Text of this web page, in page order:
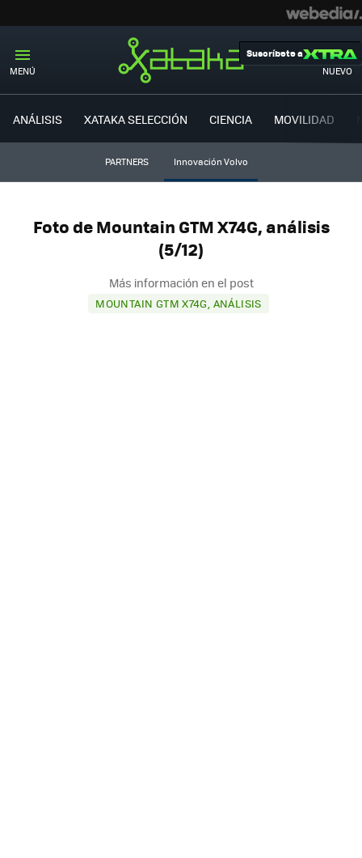
MENÚ NUEVO
Suscríbete a
ANÁLISIS XATAKA SELECCIÓN CIENCIA MOVILIDAD
PARTNERS Innovación Volvo
Foto de Mountain GTM X74G, análisis
(5/12)
Más información en el post
MOUNTAIN GTM X74G, ANÁLISIS